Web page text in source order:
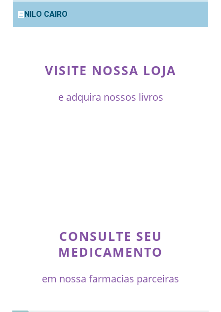
NILO CAIRO
VISITE NOSSA LOJA
e adquira nossos livros
CONSULTE SEU
MEDICAMENTO
em nossa farmacias parceiras